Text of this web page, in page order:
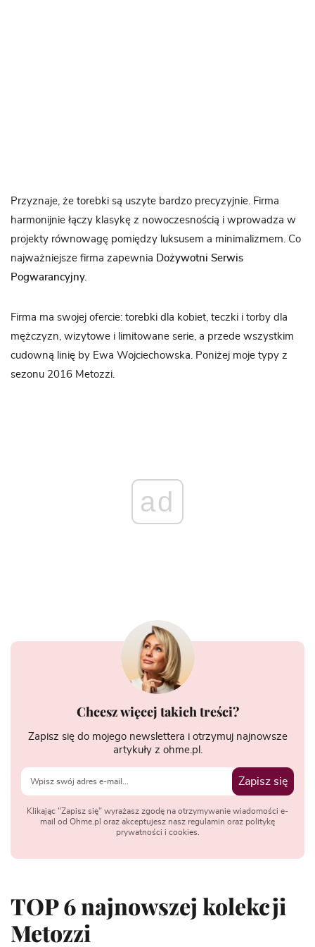
Przyznaje, że torebki są uszyte bardzo precyzyjnie. Firma
harmonijnie łączy klasykę z nowoczesnością i wprowadza w
projekty równowagę pomiędzy luksusem a minimalizmem. Co
najważniejsze firma zapewnia Dożywotni Serwis
Pogwarancyjny.
Firma ma swojej ofercie: torebki dla kobiet, teczki i torby dla
mężczyzn, wizytowe i limitowane serie, a przede wszystkim
cudowną linię by Ewa Wojciechowska. Poniżej moje typy z
sezonu 2016 Metozzi.
ad
Chcesz więcej takich treści?
Zapisz się do mojego newslettera i otrzymuj najnowsze
artykuły z ohme.pl.
Zapisz się
Klikając "Zapisz się" wyrażasz zgodę na otrzymywanie wiadomości e-
mail od Ohme.pl oraz akceptujesz nasz regulamin oraz politykę
prywatności i cookies.
TOP 6 najnowszej kolekcji
Metozzi